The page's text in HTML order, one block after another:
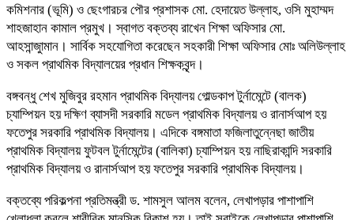
কমিশনার (ভূমি) ও ছেংগারচর পৌর প্রশাসক মো. হেদায়েত উল্লাহ, ওসি মুহাম্মদ
শাহজাহান কামাল প্রমুখ। স্বাগত বক্তব্য রাখেন শিক্ষা অফিসার মো.
আহসান্জুামান। সার্বিক সহযোগিতা করেছেন সহকারী শিক্ষা অফিসার মোঃ অলিউল্লাহ
ও সকল প্রাথমিক বিদ্যালয়ের প্রধান শিক্ষকবৃন্দ।
বঙ্গবন্ধু শেখ মুজিবুর রহমান প্রাথমিক বিদ্যালয় গোল্ডকাপ টুর্নামেন্টে (বালক)
চ্যাম্পিয়ন হয় দক্ষিণ ব্যাসদী সরকারি মডেল প্রাথমিক বিদ্যালয় ও রানার্সআপ হয়
ফতেপুর সরকারি প্রাথমিক বিদ্যালয়। এদিকে বঙ্গমাতা ফজিলাতুন্নেছা জাতীয়
প্রাথমিক বিদ্যালয় ফুটবল টুর্নামেন্টের (বালিকা) চ্যাম্পিয়ন হয় নাছিরাকান্দি সরকারি
প্রাথমিক বিদ্যালয় ও রানার্সআপ হয় ফতেপুর সরকারি প্রাথমিক বিদ্যালয়।
বক্তব্যে পরিকল্পনা প্রতিমন্ত্রী ড. শামসুল আলম বলেন, লেখাপড়ার পাশাপাশি